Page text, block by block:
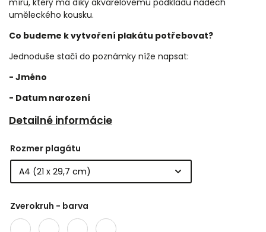
míru, který má díky akvarelovému podkladu nádech
uměleckého kousku.
Co budeme k vytvoření plakátu potřebovat?
Jednoduše stačí do poznámky níže napsat:
- Jméno
- Datum narození
Detailné informácie
Rozmer plagátu
Zverokruh - barva